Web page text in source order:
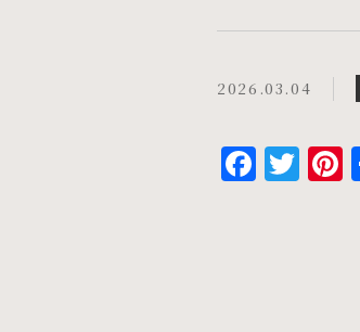
2026.03.04